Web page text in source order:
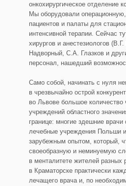
онкохирургическое отделение
Мы оборудовали
пациентов и палаты для
интенсивной терапии. Сейчас
хирургов и анестезиологов
Надворный, С.А. Глазков и
персонал, нашедший
Само собой, начинать с нуля
в чрезвычайно острой
во Львове большое количество
учреждений областного
границе: многие здешние
лечебные учреждения Польши
зарубежным опытом, который,
своеобразную и неминуемую
в менталитете жителей разных
в Краматорске практически
лечащего врача и, по